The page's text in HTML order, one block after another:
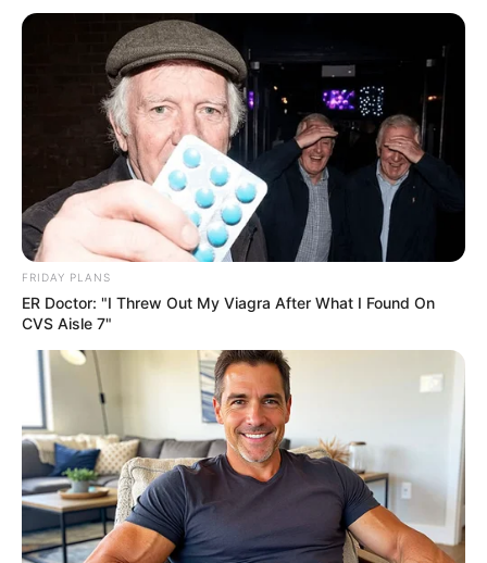
90s Hair Trends That Screamed "Please Don't Try"
BRAINBERRIES
Britney Spears' Look Has Changed — Here's Why
BRAINBERRIES
FRIDAY PLANS
ER Doctor: "I Threw Out My Viagra After What I Found On
CVS Aisle 7"